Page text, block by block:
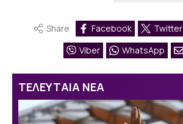
Share Facebook Twitter
Viber
WhatsApp
ΤΕΛΕΥΤΑΙΑ ΝΕΑ